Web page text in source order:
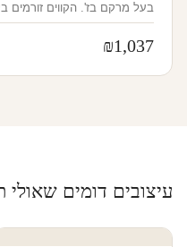
בעל מרקם בז'. הקווים זורמים
₪1,037
עיצובים דומים שאולי